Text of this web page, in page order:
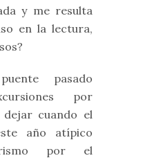
y me resulta
en la lectura,
pasado
por
dejar cuando el
año atípico
por el